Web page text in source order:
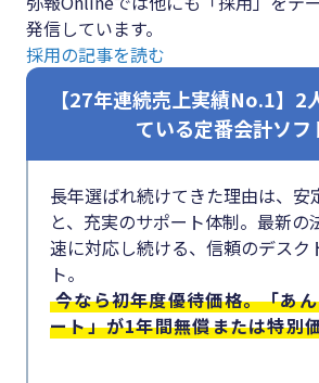
発信しています。
採用の記事を読む
【27年連続売上実績No.1】2
ている定番会計ソフ
長年選ばれ続けてきた理由は、安
と、充実のサポート体制。最新の
速に対応し続ける、信頼のデスク
ト。
今なら初年度優待価格。「あ
ート」が1年間無償または特別